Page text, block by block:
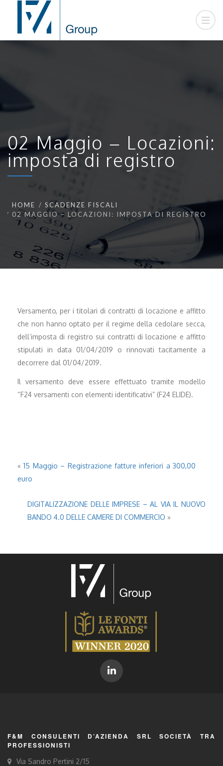
02 Maggio – Locazioni:
imposta di registro
HOME
SCADENZE FISCALI
02 MAGGIO – LOCAZIONI: IMPOSTA DI REGISTRO
Versamento, per i titolari di contratti di locazione e affitto
che non hanno optato per il regime della cedolare secca,
dell’imposta di registro sui contratti di locazione e affitto
stipulati in data 01/04/2019 o rinnovati tacitamente a
decorrere dal 01/04/2019.
Il versamento deve essere effettuato tramite modello
“F24 versamenti con elementi identificativi” (F24 ELIDE).
«15 Maggio – Registrazione fatture inferiori a 300,00
euro
DIGITALIZZAZIONE DELLE IMPRESE – AL VIA IL NUOVO
BANDO 4.0 DELLE CAMERE DI COMMERCIO »
F&M CONSULENTI D’AZIENDA SRL SOCIETÀ TRA
PROFESSIONISTI
Via Sandro Pertini 2/15